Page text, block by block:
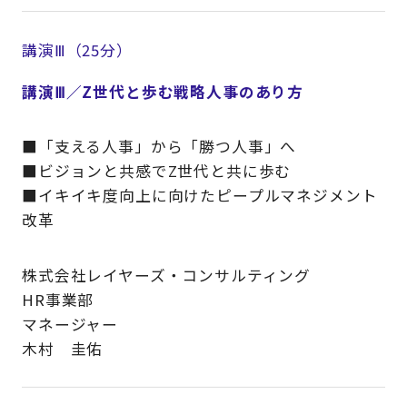
講演Ⅲ（25分）
講演Ⅲ／Z世代と歩む戦略人事のあり方
■「支える人事」から「勝つ人事」へ
■ビジョンと共感でZ世代と共に歩む
■イキイキ度向上に向けたピープルマネジメント
改革
株式会社レイヤーズ・コンサルティング
HR事業部
マネージャー
木村 圭佑